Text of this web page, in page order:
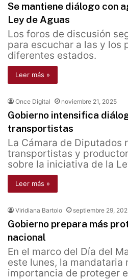
Se mantiene diálogo con
Ley de Aguas
Los foros de discusión
para escuchar a las y los
diferentes estados.
Leer más »
Once Digital noviembre 21, 2025
Gobierno intensifica
transportistas
La Cámara de Diputados
transportistas y
sobre la iniciativa de la
Leer más »
Viridiana Bartolo septiembre 29,
Gobierno prepara más
nacional
En el marco del Día del
este lunes, la mandataria
importancia de proteger